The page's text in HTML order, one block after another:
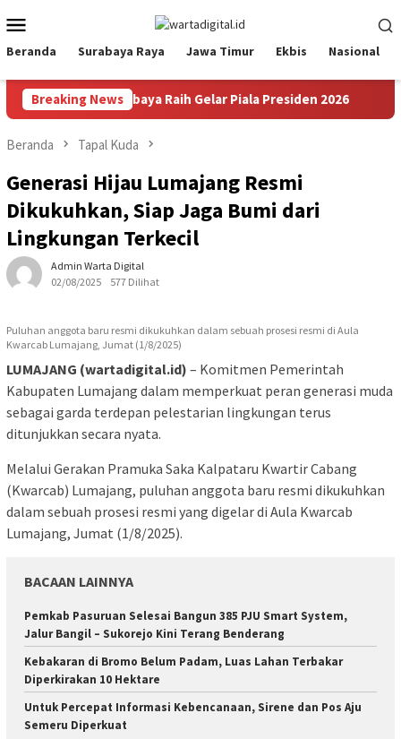
ke
kontenMobile
Beranda Surabaya Raya Jawa Timur Ekbis Nasional
Breaking News
Penalti, Persebaya Raih Gelar Piala Presiden 2026
Beranda Tapal Kuda
Generasi Hijau Lumajang Resmi
Dikukuhkan, Siap Jaga Bumi dari
Lingkungan Terkecil
Admin Warta Digital
02/08/2025
577 Dilihat
Puluhan anggota baru resmi dikukuhkan dalam sebuah prosesi resmi di Aula
Kwarcab Lumajang, Jumat (1/8/2025)
LUMAJANG (wartadigital.id) – Komitmen Pemerintah
Kabupaten Lumajang dalam memperkuat peran generasi muda
sebagai garda terdepan pelestarian lingkungan terus
ditunjukkan secara nyata.
Melalui Gerakan Pramuka Saka Kalpataru Kwartir Cabang
(Kwarcab) Lumajang, puluhan anggota baru resmi dikukuhkan
dalam sebuah prosesi resmi yang digelar di Aula Kwarcab
Lumajang, Jumat (1/8/2025).
BACAAN LAINNYA
Pemkab Pasuruan Selesai Bangun 385 PJU Smart System,
Jalur Bangil – Sukorejo Kini Terang Benderang
Kebakaran di Bromo Belum Padam, Luas Lahan Terbakar
Diperkirakan 10 Hektare
Untuk Percepat Informasi Kebencanaan, Sirene dan Pos Aju
Semeru Diperkuat